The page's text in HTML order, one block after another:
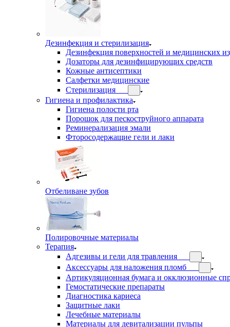
Дезинфекция и стерилизация
Дезинфекция поверхностей и медицинских
Дозаторы для дезинфицирующих средств
Кожные антисептики
Салфетки медицинские
Стерилизация
Гигиена и профилактика
Гигиена полости рта
Порошок для пескоструйного аппарата
Реминерализация эмали
Фторосодержащие гели и лаки
Отбеливане зубов
Полировочные материалы
Терапия
Адгезивы и гели для травления
Аксессуары для наложения пломб
Артикуляционная бумага и окклюзионные
Гемостатические препараты
Диагностика кариеса
Защитные лаки
Лечебные материалы
Материалы для девитализации пульпы